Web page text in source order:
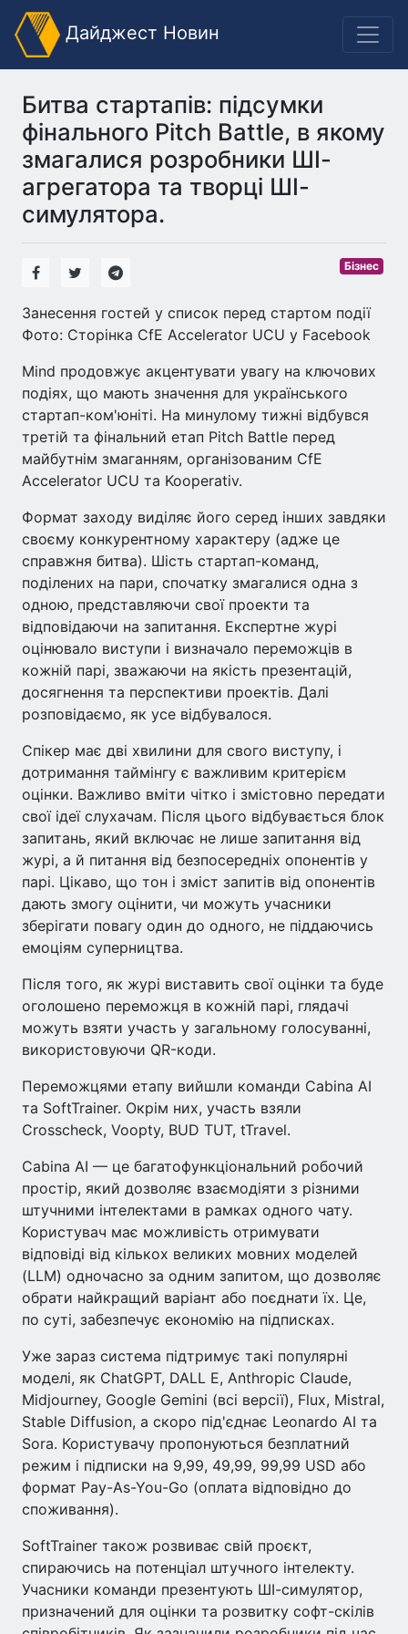
Дайджест Новин
Битва стартапів: підсумки
фінального Pitch Battle, в якому
змагалися розробники ШІ-
агрегатора та творці ШІ-
симулятора.
Бізнес
Занесення гостей у список перед стартом події
Фото: Сторінка CfE Accelerator UCU у Facebook
Mind продовжує акцентувати увагу на ключових
подіях, що мають значення для українського
стартап-ком'юніті. На минулому тижні відбувся
третій та фінальний етап Pitch Battle перед
майбутнім змаганням, організованим CfE
Accelerator UCU та Kooperativ.
Формат заходу виділяє його серед інших завдяки
своєму конкурентному характеру (адже це
справжня битва). Шість стартап-команд,
поділених на пари, спочатку змагалися одна з
одною, представляючи свої проекти та
відповідаючи на запитання. Експертне журі
оцінювало виступи і визначало переможців в
кожній парі, зважаючи на якість презентацій,
досягнення та перспективи проектів. Далі
розповідаємо, як усе відбувалося.
Спікер має дві хвилини для свого виступу, і
дотримання таймінгу є важливим критерієм
оцінки. Важливо вміти чітко і змістовно передати
свої ідеї слухачам. Після цього відбувається блок
запитань, який включає не лише запитання від
журі, а й питання від безпосередніх опонентів у
парі. Цікаво, що тон і зміст запитів від опонентів
дають змогу оцінити, чи можуть учасники
зберігати повагу один до одного, не піддаючись
емоціям суперництва.
Після того, як журі виставить свої оцінки та буде
оголошено переможця в кожній парі, глядачі
можуть взяти участь у загальному голосуванні,
використовуючи QR-коди.
Переможцями етапу вийшли команди Cabina AI
та SoftTrainer. Окрім них, участь взяли
Crosscheck, Voopty, BUD TUT, tTravel.
Cabina AI — це багатофункціональний робочий
простір, який дозволяє взаємодіяти з різними
штучними інтелектами в рамках одного чату.
Користувач має можливість отримувати
відповіді від кількох великих мовних моделей
(LLM) одночасно за одним запитом, що дозволяє
обрати найкращий варіант або поєднати їх. Це,
по суті, забезпечує економію на підписках.
Уже зараз система підтримує такі популярні
моделі, як ChatGPT, DALL E, Anthropic Claude,
Midjourney, Google Gemini (всі версії), Flux, Mistral,
Stable Diffusion, а скоро під'єднає Leonardo AI та
Sora. Користувачу пропонуються безплатний
режим і підписки на 9,99, 49,99, 99,99 USD або
формат Pay-As-You-Go (оплата відповідно до
споживання).
SoftTrainer також розвиває свій проєкт,
спираючись на потенціал штучного інтелекту.
Учасники команди презентують ШІ-симулятор,
призначений для оцінки та розвитку софт-скілів